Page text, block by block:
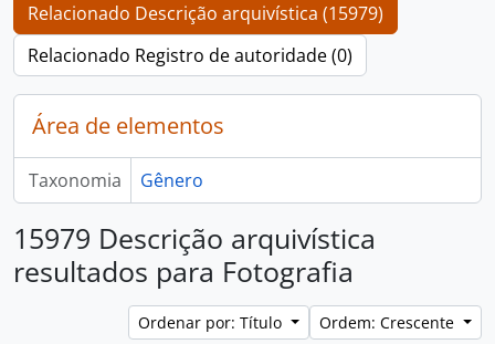
Relacionado Descrição arquivística (15979)
Relacionado Registro de autoridade (0)
Área de elementos
Taxonomia Gênero
15979 Descrição arquivística
resultados para Fotografia
Ordenar por: Título Ordem: Crescente